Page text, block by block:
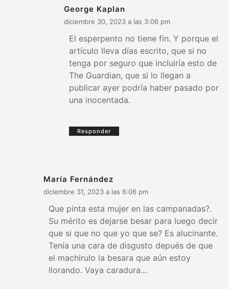
George Kaplan
diciembre 30, 2023 a las 3:06 pm
El esperpento no tiene fin. Y porque el
artículo lleva días escrito, que si no
tenga por seguro que incluiría esto de
The Guardian, que si lo llegan a
publicar ayer podría haber pasado por
una inocentada.
Responder
María Fernández
diciembre 31, 2023 a las 6:06 pm
Que pinta esta mujer en las campanadas?.
Su mérito es dejarse besar para luego decir
que si que no que yo que se? Es alucinante.
Tenía una cara de disgusto depués de que
el machirulo la besara que aún estoy
llorando. Vaya caradura…